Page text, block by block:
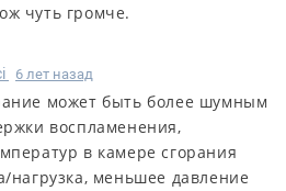
чуть громче.
6 лет назад
может быть более шумным
воспламенения,
в камере сгорания
нагрузка, меньшее давление